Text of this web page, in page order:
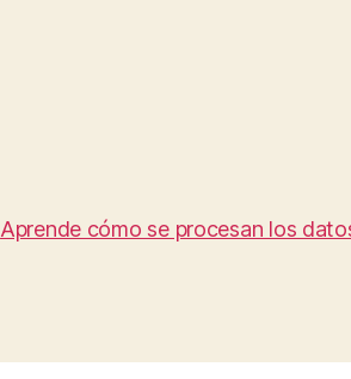
Aprende cómo se procesan los